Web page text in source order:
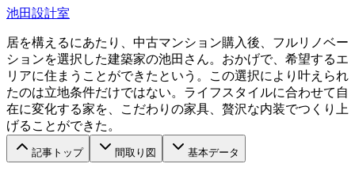
池田設計室
居を構えるにあたり、中古マンション購入後、フルリノベー
ションを選択した建築家の池田さん。おかげで、希望するエ
リアに住まうことができたという。この選択により叶えられ
たのは立地条件だけではない。ライフスタイルに合わせて自
在に変化する家を、こだわりの家具、贅沢な内装でつくり上
げることができた。
記事トップ 間取り図 基本データ